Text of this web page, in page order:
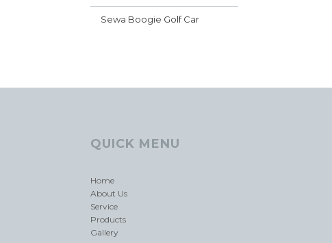
Sewa Boogie Golf Car
QUICK MENU
Home
About Us
Service
Products
Gallery